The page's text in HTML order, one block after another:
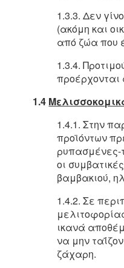
1.3.3. Δεν
(ακόμη και
από ζώα που
1.3.4.
προέρχονται
1.4
1.4.1. Στην
προϊόντων
ρυπασμένες-
οι
βαμβακιού,
1.4.2. Σε
ικανά
να μην
ζάχαρη.